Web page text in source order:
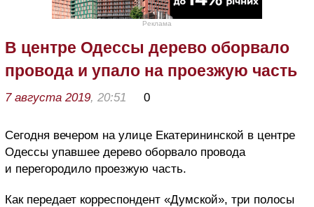
Реклама
В центре Одессы дерево оборвало
провода и упало на проезжую часть
7 августа 2019, 20:51 0
Сегодня вечером на улице Екатерининской в центре
Одессы упавшее дерево оборвало провода
и перегородило проезжую часть.
Как передает корреспондент «Думской», три полосы